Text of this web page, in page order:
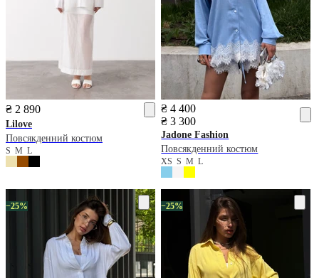
₴ 2 890
Lilove
Повсякденний костюм
S M L
₴ 4 400
₴ 3 300
Jadone Fashion
Повсякденний костюм
XSSML
−25% −25%